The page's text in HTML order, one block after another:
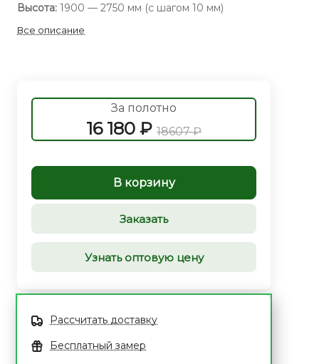
Высота: 1900 — 2750 мм (с шагом 10 мм)
Все описание
За полотно
16 180 ₽ 18607 ₽
В корзину
Заказать
Узнать оптовую цену
Рассчитать доставку
Бесплатный замер